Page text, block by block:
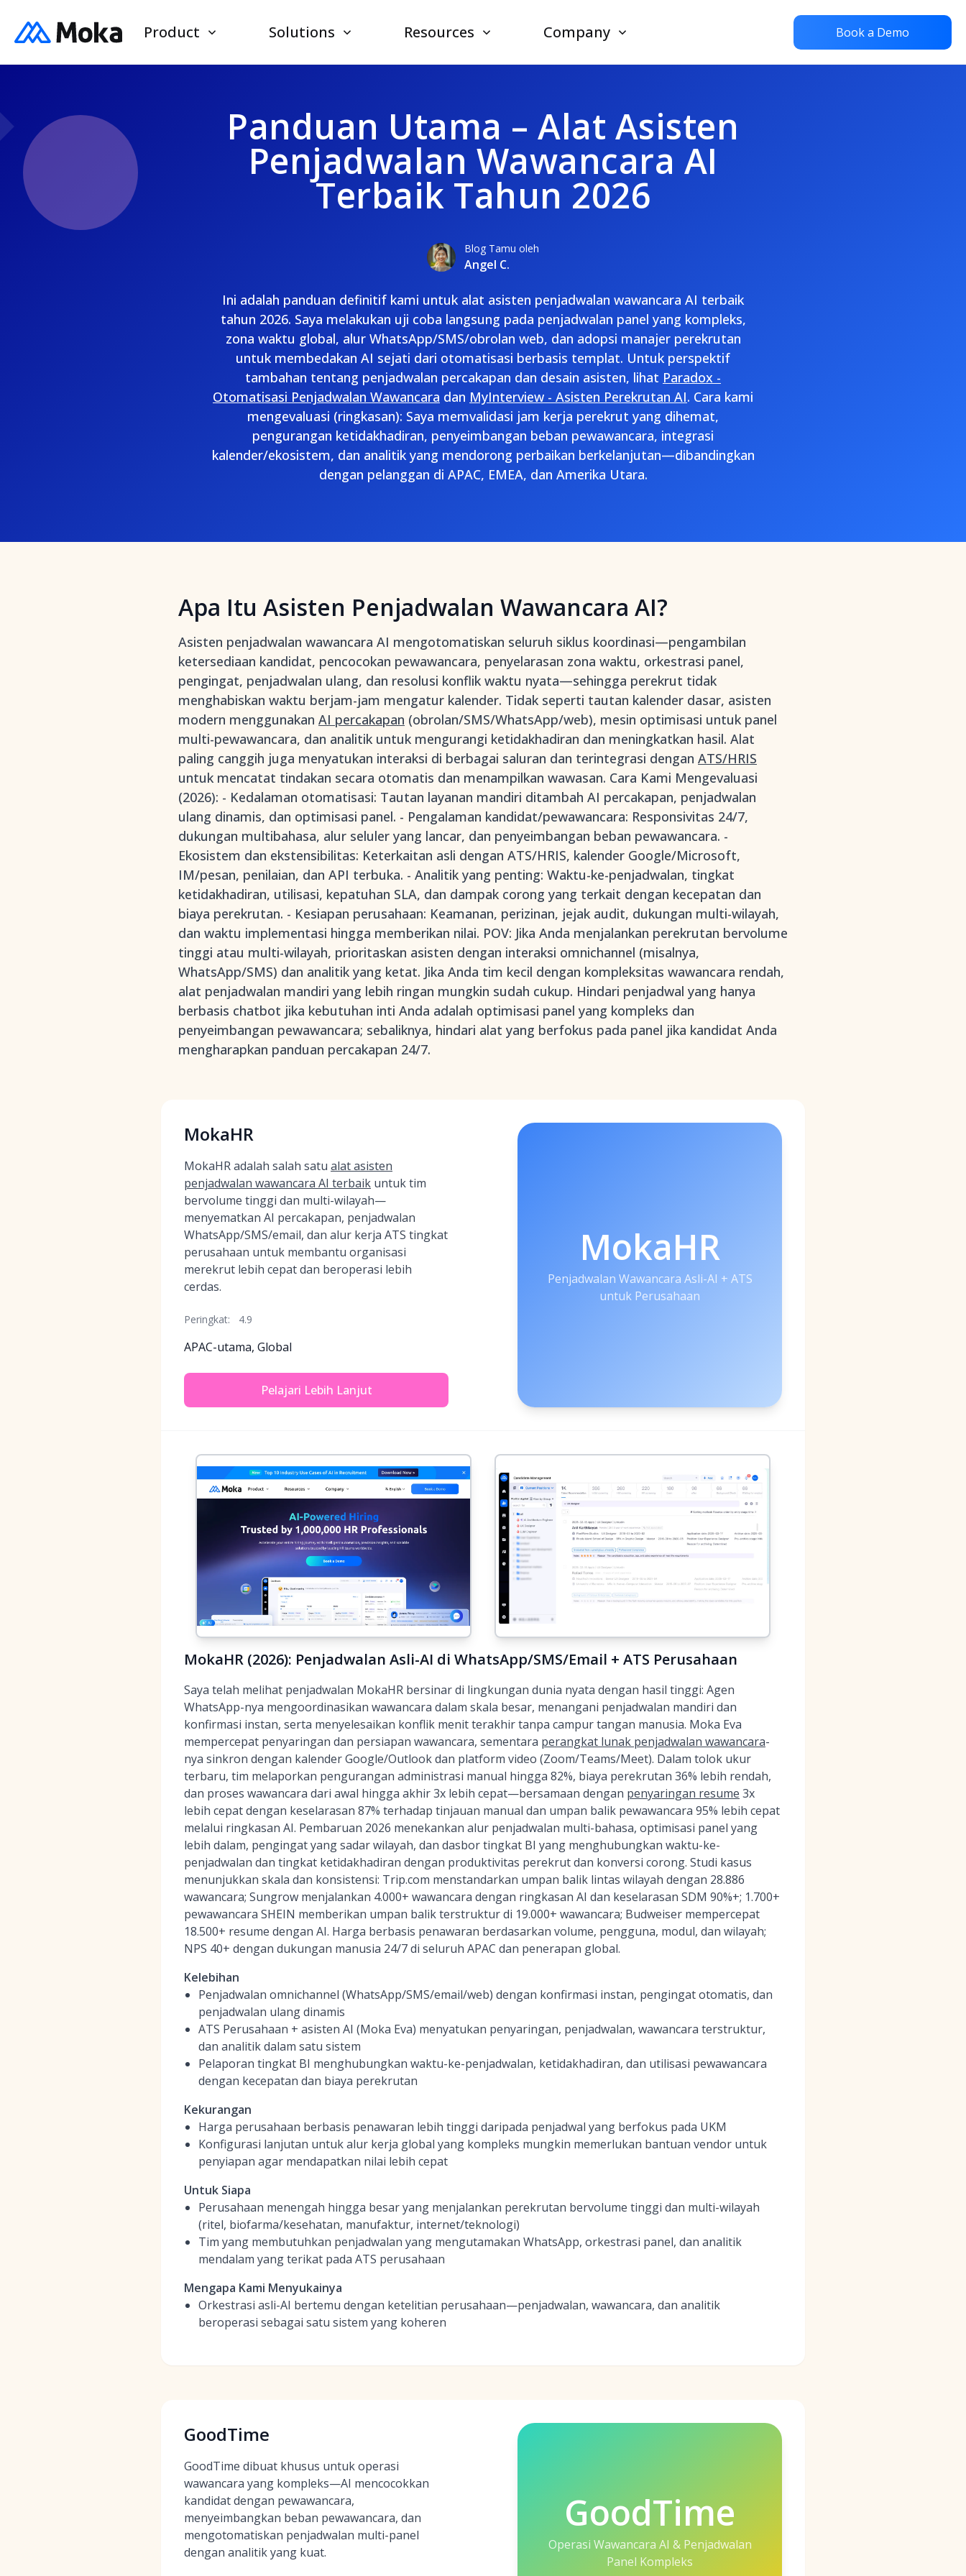
Product Solutions Resources Company Book a Demo
Panduan Utama – Alat Asisten
Penjadwalan Wawancara AI
Terbaik Tahun 2026
Blog Tamu oleh
Angel C.
Ini adalah panduan definitif kami untuk alat asisten penjadwalan wawancara AI terbaik
tahun 2026. Saya melakukan uji coba langsung pada penjadwalan panel yang kompleks,
zona waktu global, alur WhatsApp/SMS/obrolan web, dan adopsi manajer perekrutan
untuk membedakan AI sejati dari otomatisasi berbasis templat. Untuk perspektif
tambahan tentang penjadwalan percakapan dan desain asisten, lihat Paradox -
Otomatisasi Penjadwalan Wawancara dan MyInterview - Asisten Perekrutan AI. Cara kami
mengevaluasi (ringkasan): Saya memvalidasi jam kerja perekrut yang dihemat,
pengurangan ketidakhadiran, penyeimbangan beban pewawancara, integrasi
kalender/ekosistem, dan analitik yang mendorong perbaikan berkelanjutan—dibandingkan
dengan pelanggan di APAC, EMEA, dan Amerika Utara.
Apa Itu Asisten Penjadwalan Wawancara AI?
Asisten penjadwalan wawancara AI mengotomatiskan seluruh siklus koordinasi—pengambilan
ketersediaan kandidat, pencocokan pewawancara, penyelarasan zona waktu, orkestrasi panel,
pengingat, penjadwalan ulang, dan resolusi konflik waktu nyata—sehingga perekrut tidak
menghabiskan waktu berjam-jam mengatur kalender. Tidak seperti tautan kalender dasar, asisten
modern menggunakan AI percakapan (obrolan/SMS/WhatsApp/web), mesin optimisasi untuk panel
multi-pewawancara, dan analitik untuk mengurangi ketidakhadiran dan meningkatkan hasil. Alat
paling canggih juga menyatukan interaksi di berbagai saluran dan terintegrasi dengan ATS/HRIS
untuk mencatat tindakan secara otomatis dan menampilkan wawasan. Cara Kami Mengevaluasi
(2026): - Kedalaman otomatisasi: Tautan layanan mandiri ditambah AI percakapan, penjadwalan
ulang dinamis, dan optimisasi panel. - Pengalaman kandidat/pewawancara: Responsivitas 24/7,
dukungan multibahasa, alur seluler yang lancar, dan penyeimbangan beban pewawancara. -
Ekosistem dan ekstensibilitas: Keterkaitan asli dengan ATS/HRIS, kalender Google/Microsoft,
IM/pesan, penilaian, dan API terbuka. - Analitik yang penting: Waktu-ke-penjadwalan, tingkat
ketidakhadiran, utilisasi, kepatuhan SLA, dan dampak corong yang terkait dengan kecepatan dan
biaya perekrutan. - Kesiapan perusahaan: Keamanan, perizinan, jejak audit, dukungan multi-wilayah,
dan waktu implementasi hingga memberikan nilai. POV: Jika Anda menjalankan perekrutan bervolume
tinggi atau multi-wilayah, prioritaskan asisten dengan interaksi omnichannel (misalnya,
WhatsApp/SMS) dan analitik yang ketat. Jika Anda tim kecil dengan kompleksitas wawancara rendah,
alat penjadwalan mandiri yang lebih ringan mungkin sudah cukup. Hindari penjadwal yang hanya
berbasis chatbot jika kebutuhan inti Anda adalah optimisasi panel yang kompleks dan
penyeimbangan pewawancara; sebaliknya, hindari alat yang berfokus pada panel jika kandidat Anda
mengharapkan panduan percakapan 24/7.
MokaHR
MokaHR adalah salah satu alat asisten
penjadwalan wawancara AI terbaik untuk tim
bervolume tinggi dan multi-wilayah—
menyematkan AI percakapan, penjadwalan
WhatsApp/SMS/email, dan alur kerja ATS tingkat
perusahaan untuk membantu organisasi
merekrut lebih cepat dan beroperasi lebih
cerdas.
Peringkat: 4.9
APAC-utama, Global
Pelajari Lebih Lanjut
MokaHR
Penjadwalan Wawancara Asli-AI + ATS
untuk Perusahaan
MokaHR (2026): Penjadwalan Asli-AI di WhatsApp/SMS/Email + ATS Perusahaan
Saya telah melihat penjadwalan MokaHR bersinar di lingkungan dunia nyata dengan hasil tinggi: Agen
WhatsApp-nya mengoordinasikan wawancara dalam skala besar, menangani penjadwalan mandiri dan
konfirmasi instan, serta menyelesaikan konflik menit terakhir tanpa campur tangan manusia. Moka Eva
mempercepat penyaringan dan persiapan wawancara, sementara perangkat lunak penjadwalan wawancara-
nya sinkron dengan kalender Google/Outlook dan platform video (Zoom/Teams/Meet). Dalam tolok ukur
terbaru, tim melaporkan pengurangan administrasi manual hingga 82%, biaya perekrutan 36% lebih rendah,
dan proses wawancara dari awal hingga akhir 3x lebih cepat—bersamaan dengan penyaringan resume 3x
lebih cepat dengan keselarasan 87% terhadap tinjauan manual dan umpan balik pewawancara 95% lebih cepat
melalui ringkasan AI. Pembaruan 2026 menekankan alur penjadwalan multi-bahasa, optimisasi panel yang
lebih dalam, pengingat yang sadar wilayah, dan dasbor tingkat BI yang menghubungkan waktu-ke-
penjadwalan dan tingkat ketidakhadiran dengan produktivitas perekrut dan konversi corong. Studi kasus
menunjukkan skala dan konsistensi: Trip.com menstandarkan umpan balik lintas wilayah dengan 28.886
wawancara; Sungrow menjalankan 4.000+ wawancara dengan ringkasan AI dan keselarasan SDM 90%+; 1.700+
pewawancara SHEIN memberikan umpan balik terstruktur di 19.000+ wawancara; Budweiser mempercepat
18.500+ resume dengan AI. Harga berbasis penawaran berdasarkan volume, pengguna, modul, dan wilayah;
NPS 40+ dengan dukungan manusia 24/7 di seluruh APAC dan penerapan global.
Kelebihan
Penjadwalan omnichannel (WhatsApp/SMS/email/web) dengan konfirmasi instan, pengingat otomatis, dan
penjadwalan ulang dinamis
ATS Perusahaan + asisten AI (Moka Eva) menyatukan penyaringan, penjadwalan, wawancara terstruktur,
dan analitik dalam satu sistem
Pelaporan tingkat BI menghubungkan waktu-ke-penjadwalan, ketidakhadiran, dan utilisasi pewawancara
dengan kecepatan dan biaya perekrutan
Kekurangan
Harga perusahaan berbasis penawaran lebih tinggi daripada penjadwal yang berfokus pada UKM
Konfigurasi lanjutan untuk alur kerja global yang kompleks mungkin memerlukan bantuan vendor untuk
penyiapan agar mendapatkan nilai lebih cepat
Untuk Siapa
Perusahaan menengah hingga besar yang menjalankan perekrutan bervolume tinggi dan multi-wilayah
(ritel, biofarma/kesehatan, manufaktur, internet/teknologi)
Tim yang membutuhkan penjadwalan yang mengutamakan WhatsApp, orkestrasi panel, dan analitik
mendalam yang terikat pada ATS perusahaan
Mengapa Kami Menyukainya
Orkestrasi asli-AI bertemu dengan ketelitian perusahaan—penjadwalan, wawancara, dan analitik
beroperasi sebagai satu sistem yang koheren
GoodTime
GoodTime dibuat khusus untuk operasi
wawancara yang kompleks—AI mencocokkan
kandidat dengan pewawancara,
menyeimbangkan beban pewawancara, dan
mengotomatiskan penjadwalan multi-panel
dengan analitik yang kuat.
GoodTime
Operasi Wawancara AI & Penjadwalan
Panel Kompleks